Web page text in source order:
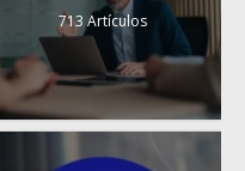
713 Artículos